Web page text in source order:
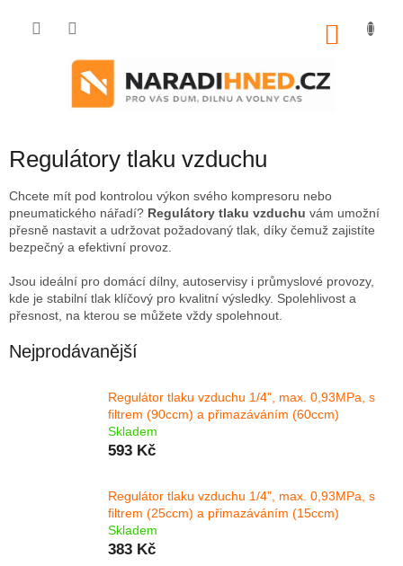
Regulátory tlaku vzduchu
Chcete mít pod kontrolou výkon svého kompresoru nebo
pneumatického nářadí? Regulátory tlaku vzduchu vám umožní
přesně nastavit a udržovat požadovaný tlak, díky čemuž zajistíte
bezpečný a efektivní provoz.
Jsou ideální pro domácí dílny, autoservisy i průmyslové provozy,
kde je stabilní tlak klíčový pro kvalitní výsledky. Spolehlivost a
přesnost, na kterou se můžete vždy spolehnout.
Nejprodávanější
Regulátor tlaku vzduchu 1/4", max. 0,93MPa, s
filtrem (90ccm) a přimazáváním (60ccm)
Skladem
593 Kč
Regulátor tlaku vzduchu 1/4", max. 0,93MPa, s
filtrem (25ccm) a přimazáváním (15ccm)
Skladem
383 Kč